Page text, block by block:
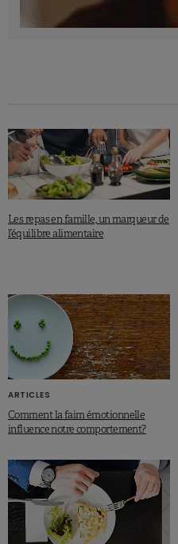
Les repas en famille, un marqueur de
l’équilibre alimentaire
ARTICLES
Comment la faim émotionnelle
influence notre comportement?